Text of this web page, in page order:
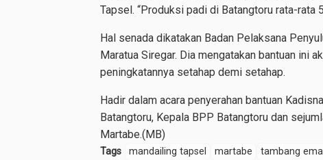
Tapsel. “Produksi padi di Batangtoru rata-rata
Hal senada dikatakan Badan Pelaksana
Maratua Siregar. Dia mengatakan bantuan ini
peningkatannya setahap demi setahap.
Hadir dalam acara penyerahan bantuan
Batangtoru, Kepala BPP Batangtoru dan
Martabe.(MB)
Tags mandailing tapsel martabe tambang